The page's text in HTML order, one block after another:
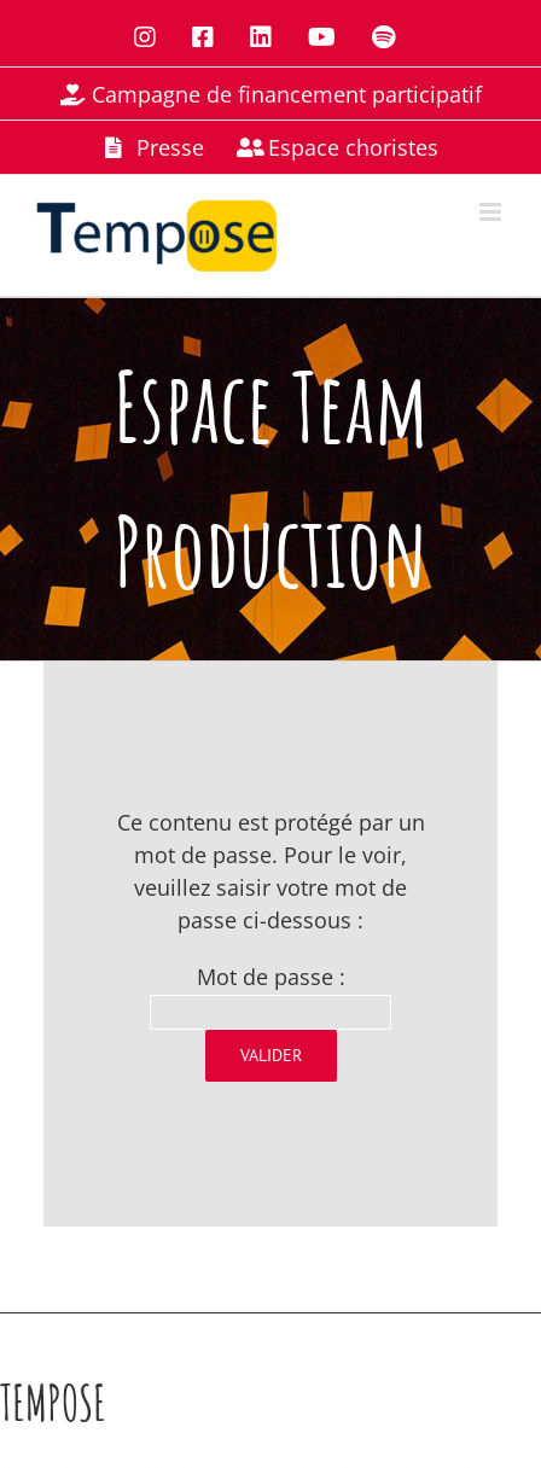
contenu
InstagramFacebookLinkedInYouTubeSpotify
Campagne de financement participatif
Presse
Espace choristes
Espace Team
Production
Ce contenu est protégé par un
mot de passe. Pour le voir,
veuillez saisir votre mot de
passe ci-dessous :
Mot de passe :
TEMPOSE